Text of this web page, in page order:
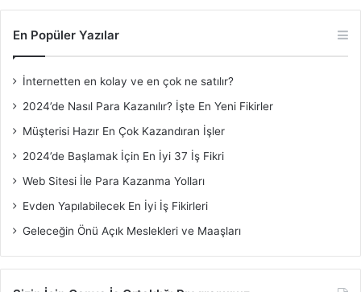
En Popüler Yazılar
İnternetten en kolay ve en çok ne satılır?
2024’de Nasıl Para Kazanılır? İşte En Yeni Fikirler
Müşterisi Hazır En Çok Kazandıran İşler
2024’de Başlamak İçin En İyi 37 İş Fikri
Web Sitesi İle Para Kazanma Yolları
Evden Yapılabilecek En İyi İş Fikirleri
Geleceğin Önü Açık Meslekleri ve Maaşları